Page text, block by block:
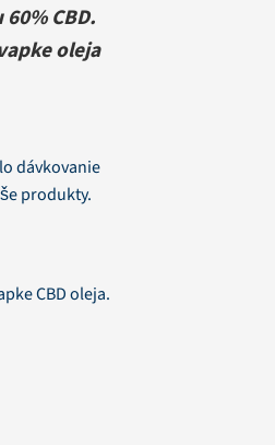
CBD.
oleja
dávkovanie
produkty.
CBD oleja.